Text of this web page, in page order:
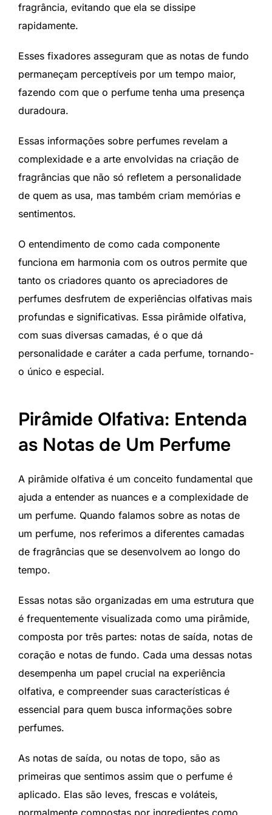
fragrância, evitando que ela se dissipe
rapidamente.
Esses fixadores asseguram que as notas de fundo
permaneçam perceptíveis por um tempo maior,
fazendo com que o perfume tenha uma presença
duradoura.
Essas informações sobre perfumes revelam a
complexidade e a arte envolvidas na criação de
fragrâncias que não só refletem a personalidade
de quem as usa, mas também criam memórias e
sentimentos.
O entendimento de como cada componente
funciona em harmonia com os outros permite que
tanto os criadores quanto os apreciadores de
perfumes desfrutem de experiências olfativas mais
profundas e significativas. Essa pirâmide olfativa,
com suas diversas camadas, é o que dá
personalidade e caráter a cada perfume, tornando-
o único e especial.
Pirâmide Olfativa: Entenda
as Notas de Um Perfume
A pirâmide olfativa é um conceito fundamental que
ajuda a entender as nuances e a complexidade de
um perfume. Quando falamos sobre as notas de
um perfume, nos referimos a diferentes camadas
de fragrâncias que se desenvolvem ao longo do
tempo.
Essas notas são organizadas em uma estrutura que
é frequentemente visualizada como uma pirâmide,
composta por três partes: notas de saída, notas de
coração e notas de fundo. Cada uma dessas notas
desempenha um papel crucial na experiência
olfativa, e compreender suas características é
essencial para quem busca informações sobre
perfumes.
As notas de saída, ou notas de topo, são as
primeiras que sentimos assim que o perfume é
aplicado. Elas são leves, frescas e voláteis,